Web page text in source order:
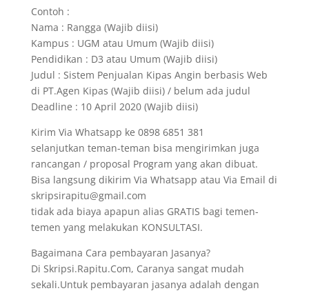
Contoh :
Nama : Rangga (Wajib diisi)
Kampus : UGM atau Umum (Wajib diisi)
Pendidikan : D3 atau Umum (Wajib diisi)
Judul : Sistem Penjualan Kipas Angin berbasis Web
di PT.Agen Kipas (Wajib diisi) / belum ada judul
Deadline : 10 April 2020 (Wajib diisi)
Kirim Via Whatsapp ke 0898 6851 381
selanjutkan teman-teman bisa mengirimkan juga
rancangan / proposal Program yang akan dibuat.
Bisa langsung dikirim Via Whatsapp atau Via Email di
skripsirapitu@gmail.com
tidak ada biaya apapun alias GRATIS bagi temen-
temen yang melakukan KONSULTASI.
Bagaimana Cara pembayaran Jasanya?
Di Skripsi.Rapitu.Com, Caranya sangat mudah
sekali.Untuk pembayaran jasanya adalah dengan